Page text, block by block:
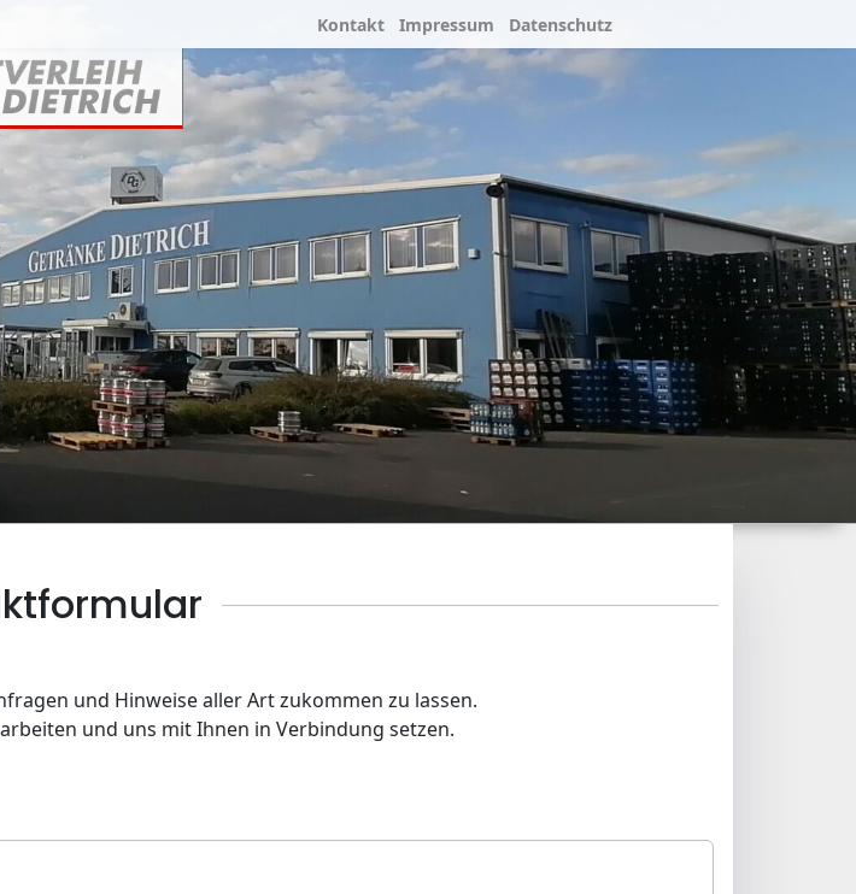
Kontakt Impressum Datenschutz
und Hinweise aller Art zukommen zu lassen.
und uns mit Ihnen in Verbindung setzen.